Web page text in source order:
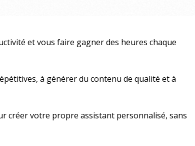
et vous faire gagner des heures chaque
à générer du contenu de qualité et à
créer votre propre assistant personnalisé, sans